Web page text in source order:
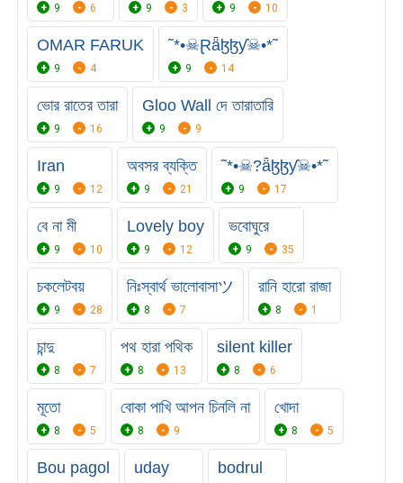
9 6 9 3 9 10
OMAR FARUK
9 4
˜*•☠Ɽǟɮɮƴ☠•*˜
9 14
ভোর রাতের তারা
9 16
Gloo Wall দে তারাতারি
9 9
Iran
9 12
অবসর ব্যক্তি
9 21
˜*•☠?ǟɮɮƴ☠•*˜
9 17
বে না মী
9 10
Lovely boy
9 12
ভবোঘুরে
9 35
চকলেটবয়
9 28
নিঃস্বার্থ ভালোবাসাツ
8 7
রানি হারো রাজা
8 1
চান্দু
8 7
পথ হারা পথিক
8 13
silent killer
8 6
মূতো
8 5
বোকা পাখি আপন চিনলি না
8 9
খোদা
8 5
Bou pagol uday bodrul